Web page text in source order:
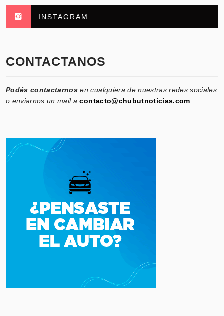
INSTAGRAM
CONTACTANOS
Podés contactarnos en cualquiera de nuestras redes sociales
o enviarnos un mail acontacto@chubutnoticias.com